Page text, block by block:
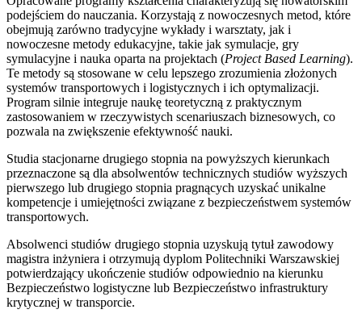
podejściem do nauczania. Korzystają z nowoczesnych metod, które
obejmują zarówno tradycyjne wykłady i warsztaty, jak i
nowoczesne metody edukacyjne, takie jak symulacje, gry
symulacyjne i nauka oparta na projektach (Project Based Learning).
Te metody są stosowane w celu lepszego zrozumienia złożonych
systemów transportowych i logistycznych i ich optymalizacji.
Program silnie integruje naukę teoretyczną z praktycznym
zastosowaniem w rzeczywistych scenariuszach biznesowych, co
pozwala na zwiększenie efektywność nauki.
Studia stacjonarne drugiego stopnia na powyższych kierunkach
przeznaczone są dla absolwentów technicznych studiów wyższych
pierwszego lub drugiego stopnia pragnących uzyskać unikalne
kompetencje i umiejętności związane z bezpieczeństwem systemów
transportowych.
Absolwenci studiów drugiego stopnia uzyskują tytuł zawodowy
magistra inżyniera i otrzymują dyplom Politechniki Warszawskiej
potwierdzający ukończenie studiów odpowiednio na kierunku
Bezpieczeństwo logistyczne lub Bezpieczeństwo infrastruktury
krytycznej w transporcie.